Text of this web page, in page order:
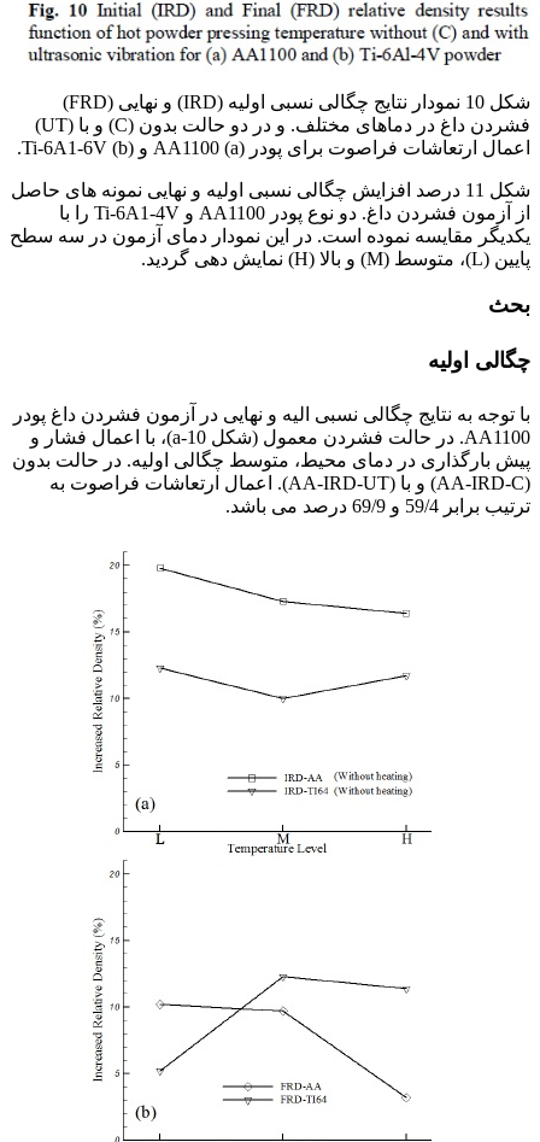
شکل 10 نمودار نتایج چگالی نسبی اولیه (IRD) و نهایی (FRD)
فشردن داغ در دماهای مختلف. و در دو حالت بدون (C) و با (UT)
اعمال ارتعاشات فراصوت برای پودر (a) AA1100 و (b) Ti-6A1-6V.
شکل 11 درصد افزایش چگالی نسبی اولیه و نهایی نمونه های حاصل
از آزمون فشردن داغ. دو نوع پودر AA1100 و Ti-6A1-4V را با
یکدیگر مقایسه نموده است. در این نمودار دمای آزمون در سه سطح
پایین (L)، متوسط (M) و بالا (H) نمایش دهی گردید.
بحث
چگالی اولیه
با توجه به نتایج چگالی نسبی الیه و نهایی در آزمون فشردن داغ پودر
AA1100. در حالت فشردن معمول (شکل a-10)، با اعمال فشار و
پیش بارگذاری در دمای محیط، متوسط چگالی اولیه. در حالت بدون
(AA-IRD-C) و با (AA-IRD-UT). اعمال ارتعاشات فراصوت به
ترتیب برابر 59/4 و 69/9 درصد می باشد.